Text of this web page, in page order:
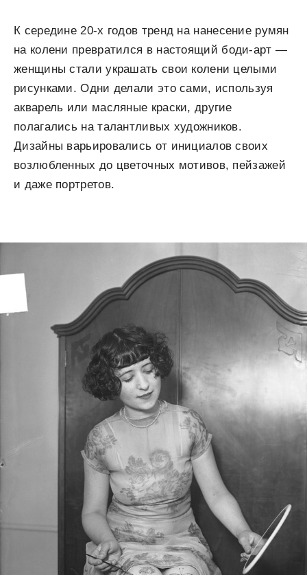
К середине 20-х годов тренд на нанесение румян
на колени превратился в настоящий боди-арт —
женщины стали украшать свои колени целыми
рисунками. Одни делали это сами, используя
акварель или масляные краски, другие
полагались на талантливых художников.
Дизайны варьировались от инициалов своих
возлюбленных до цветочных мотивов, пейзажей
и даже портретов.